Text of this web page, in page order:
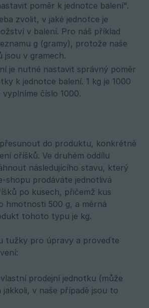
poměr k jednotce balení".
zvolit, v jaké jednotce je
v balení. Pro náš příklad
g (gramy), protože naše
jsou v gramech.
je nutné nastavit správný poměr
k jednotce balení. 1 kg je 1000
číslo 1000.
do produktu, konkrétně
oříšků. Ve druhém oddílu
následujícího stavu, který
shopu prodáváte jednotlivá
po kusech, přičemž kus
hmotnosti 500 g, a měrná
tohoto typu je kg.
tužky pro úpravy a proveďte
prodejní jednotku (může
jakkoli, v naše případě jsou to